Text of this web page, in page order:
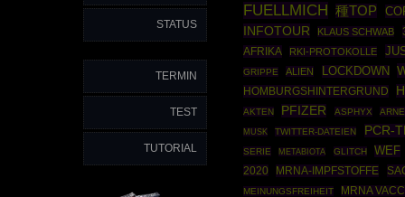
STATUS
TERMIN
TEST
TUTORIAL
FUELLMICH 種TOP
INFOTOUR
KLAUS SCHWAB
AFRIKA
RKI-PROTOKOLLE
GRIPPE ALIEN LOCKDOWN
HOMBURGSHINTERGRUND
AKTEN
PFIZER ASPHYX
MUSK TWITTER-DATEIEN PCR-
SERIE
METABIOTA GLITCH WEF
2020
MRNA-IMPFSTOFFE
MEINUNGSFREIHEIT MRNA